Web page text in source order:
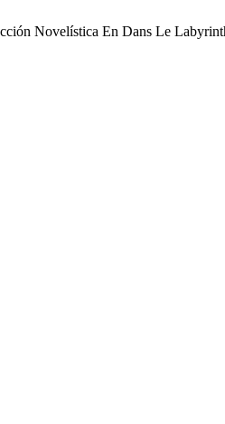
Novelística En Dans Le